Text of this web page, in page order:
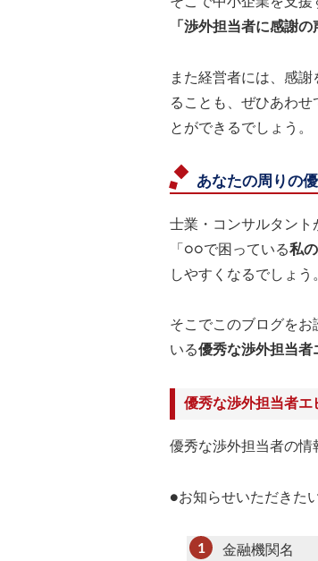
「渉外担当者に感謝の
また経営者には、感
ることも、ぜひあわ
とができるでしょう。
あなたの周りの
士業・コンサルタント
「○○で困っている私
しやすくなるでしょう
そこでこのブログを
いる優秀な渉外担当者
優秀な渉外担当者エ
優秀な渉外担当者の情
●お知らせいただきた
金融機関名